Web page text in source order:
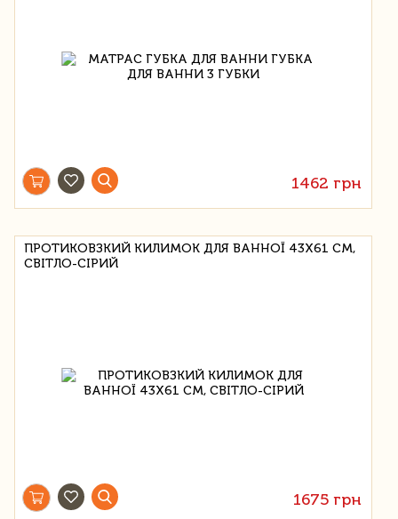
1462 грн
ПРОТИКОВЗКИЙ КИЛИМОК ДЛЯ ВАННОЇ 43X61 СМ,
СВІТЛО-СІРИЙ
1675 грн